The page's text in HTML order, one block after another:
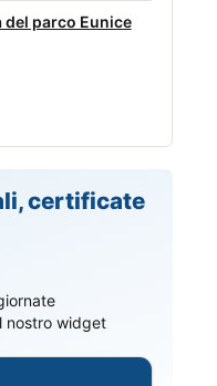
parco Eunice
certificate
nostro widget